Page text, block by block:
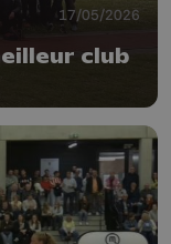
17/05/2026
club